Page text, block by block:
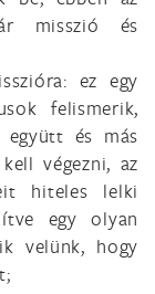
misszió és
ez egy
felismerik,
együtt és más
végezni, az
hiteles lelki
egy olyan
velünk, hogy